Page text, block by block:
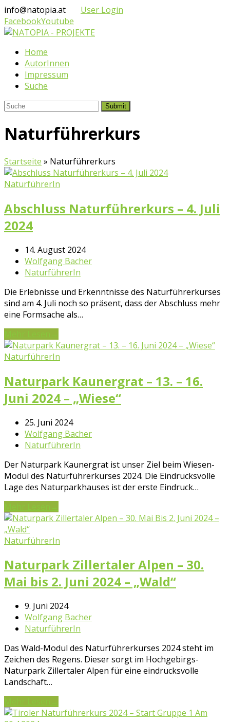
info@natopia.at
User Login
FacebookYoutube
Home
AutorInnen
Impressum
Suche
Submit
Naturführerkurs
Startseite » Naturführerkurs
NaturführerIn
Abschluss Naturführerkurs – 4. Juli
2024
14. August 2024
Wolfgang Bacher
NaturführerIn
Die Erlebnisse und Erkenntnisse des Naturführerkurses
sind am 4. Juli noch so präsent, dass der Abschluss mehr
eine Formsache als…
NaturführerIn
Naturpark Kaunergrat – 13. – 16.
Juni 2024 – „Wiese“
25. Juni 2024
Wolfgang Bacher
NaturführerIn
Der Naturpark Kaunergrat ist unser Ziel beim Wiesen-
Modul des Naturführerkurses 2024. Die Eindrucksvolle
Lage des Naturparkhauses ist der erste Eindruck…
NaturführerIn
Naturpark Zillertaler Alpen – 30.
Mai bis 2. Juni 2024 – „Wald“
9. Juni 2024
Wolfgang Bacher
NaturführerIn
Das Wald-Modul des Naturführerkurses 2024 steht im
Zeichen des Regens. Dieser sorgt im Hochgebirgs-
Naturpark Zillertaler Alpen für eine eindrucksvolle
Landschaft…